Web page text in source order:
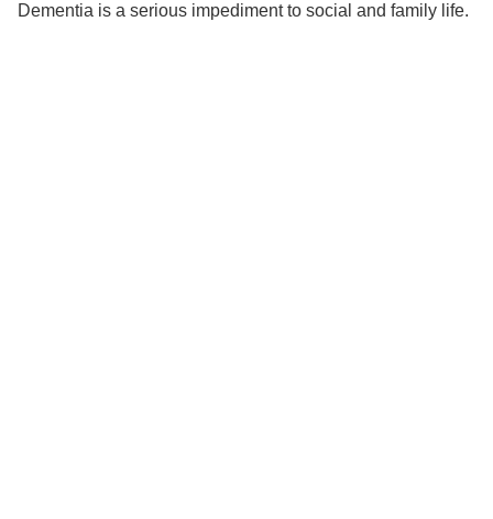
Dementia is a serious impediment to social and family life.